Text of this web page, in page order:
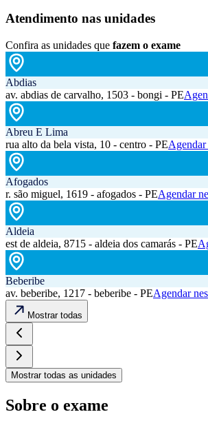
Atendimento nas unidades
Confira as unidades que fazem o exame
Abdias
av. abdias de carvalho, 1503 - bongi - PE
Abreu E Lima
rua alto da bela vista, 10 - centro - PEAgendar
Afogados
r. são miguel, 1619 - afogados - PEAgendar
Aldeia
est de aldeia, 8715 - aldeia dos camarás - PE
Beberibe
av. beberibe, 1217 - beberibe - PEAgendar
Mostrar todas
Mostrar todas as unidades
Sobre o exame